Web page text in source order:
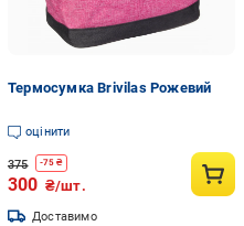
Термосумка Brivilas Рожевий
оцінити
375 -75 ₴
300 ₴/шт.
Доставимо